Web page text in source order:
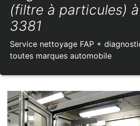
(filtre à particules)
3381
Service nettoyage FAP +
toutes marques automobile